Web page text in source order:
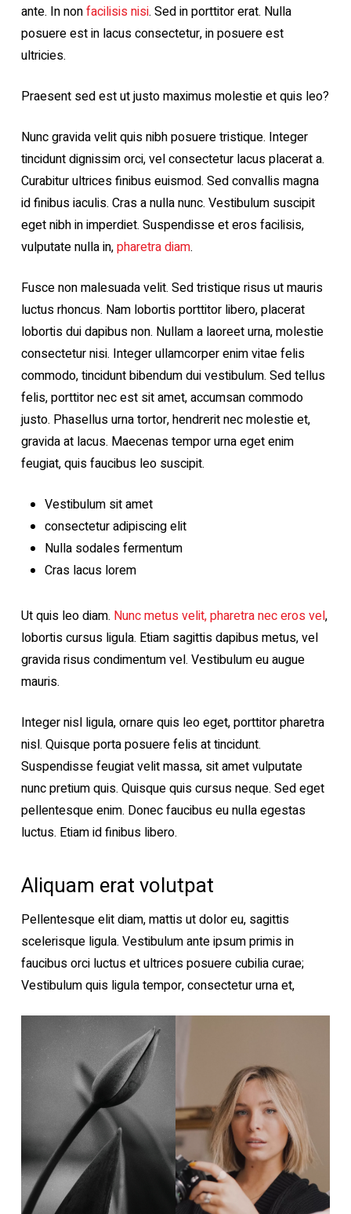
ante. In nonfacilisis nisi. Sed in porttitor erat. Nulla
posuere est in lacus consectetur, in posuere est
ultricies.
Praesent sed est ut justo maximus molestie et quis leo?
Nunc gravida velit quis nibh posuere tristique. Integer
tincidunt dignissim orci, vel consectetur lacus placerat a.
Curabitur ultrices finibus euismod. Sed convallis magna
id finibus iaculis. Cras a nulla nunc. Vestibulum suscipit
eget nibh in imperdiet. Suspendisse et eros facilisis,
vulputate nulla in,pharetra diam.
Fusce non malesuada velit. Sed tristique risus ut mauris
luctus rhoncus. Nam lobortis porttitor libero, placerat
lobortis dui dapibus non. Nullam a laoreet urna, molestie
consectetur nisi. Integer ullamcorper enim vitae felis
commodo, tincidunt bibendum dui vestibulum. Sed tellus
felis, porttitor nec est sit amet, accumsan commodo
justo. Phasellus urna tortor, hendrerit nec molestie et,
gravida at lacus. Maecenas tempor urna eget enim
feugiat, quis faucibus leo suscipit.
Vestibulum sit amet
consectetur adipiscing elit
Nulla sodales fermentum
Cras lacus lorem
Ut quis leo diam. Nunc metus velit, pharetra nec eros vel,
lobortis cursus ligula. Etiam sagittis dapibus metus, vel
gravida risus condimentum vel. Vestibulum eu augue
mauris.
Integer nisl ligula, ornare quis leo eget, porttitor pharetra
nisl. Quisque porta posuere felis at tincidunt.
Suspendisse feugiat velit massa, sit amet vulputate
nunc pretium quis. Quisque quis cursus neque. Sed eget
pellentesque enim. Donec faucibus eu nulla egestas
luctus. Etiam id finibus libero.
Aliquam erat volutpat
Pellentesque elit diam, mattis ut dolor eu, sagittis
scelerisque ligula. Vestibulum ante ipsum primis in
faucibus orci luctus et ultrices posuere cubilia curae;
Vestibulum quis ligula tempor, consectetur urna et,